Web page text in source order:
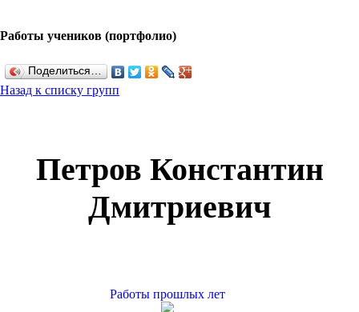
Работы учеников (портфолио)
Поделиться…
Назад к списку групп
Петров Константин
Дмитриевич
Работы прошлых лет